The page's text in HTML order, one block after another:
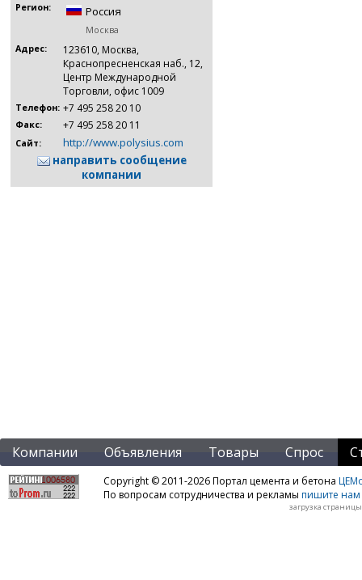
Регион: Россия
Москва
Адрес:
123610, Москва,
Краснопресненская наб., 12,
Центр Международной
Торговли, офис 1009
Телефон: +7 495 258 20 10
Факс: +7 495 258 20 11
Сайт:
http://www.polysius.com
направить сообщение
компании
Компании Объявления Товары Спрос
Copyright © 2011-2026 Портал цемента и бетона
По вопросам сотрудничества и рекламы пишите нам
загрузка